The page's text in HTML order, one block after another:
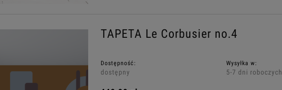
TAPETA Le Corbusier no.4
Dostępność:
dostępny
Wysyłka w:
5-7 dni roboczych